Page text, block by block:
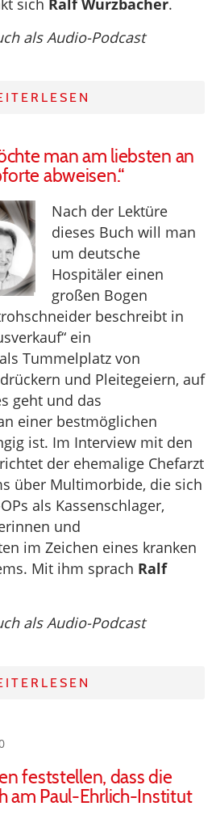
als Audio-Podcast
man am liebsten an
abweisen.“
Nach der Lektüre
dieses Buch will man
um deutsche
Hospitäler einen
großen Bogen
beschreibt in
ein
Tummelplatz von
und Pleitegeiern, auf
geht und das
einer bestmöglichen
ist. Im Interview mit den
der ehemalige Chefarzt
über Multimorbide, die sich
als Kassenschlager,
und
im Zeichen eines kranken
Mit ihm sprach Ralf
als Audio-Podcast
feststellen, dass die
am Paul-Ehrlich-Institut